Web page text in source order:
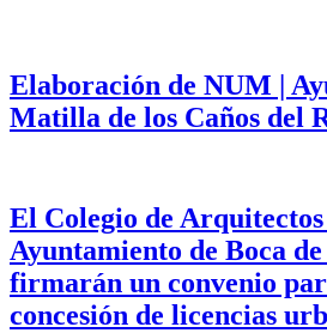
Elaboración de NUM |
Matilla de los Caños del
El Colegio de
Ayuntamiento de Boca
firmarán un convenio
concesión de licencias